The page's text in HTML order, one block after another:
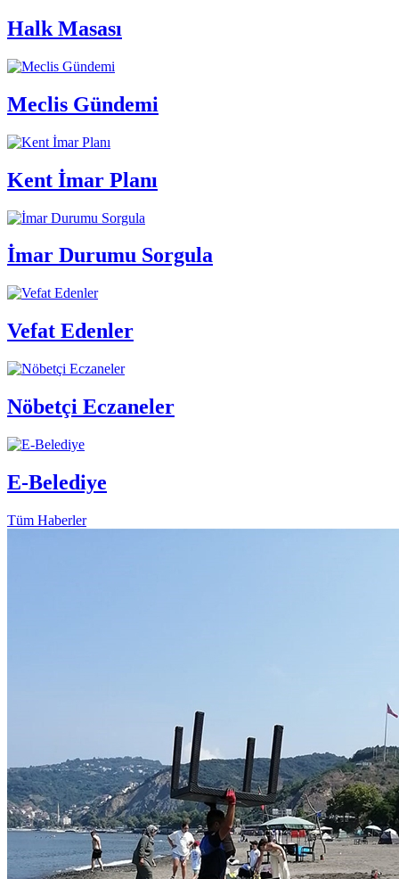
Halk Masası
Meclis Gündemi
Kent İmar Planı
İmar Durumu Sorgula
Vefat Edenler
Nöbetçi Eczaneler
E-Belediye
Tüm Haberler